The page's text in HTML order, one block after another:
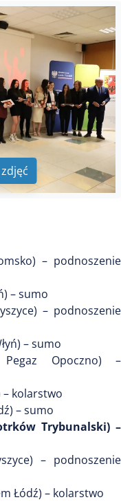
– podnoszenie
– sumo
– podnoszenie
– sumo
Opoczno) –
– kolarstwo
– sumo
Trybunalski) –
– podnoszenie
Łódź) – kolarstwo